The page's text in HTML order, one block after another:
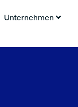
Unternehmen